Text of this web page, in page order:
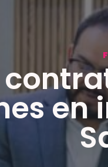
en